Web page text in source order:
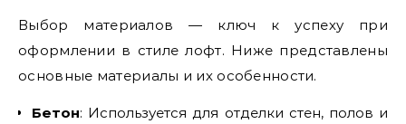
Выбор материалов — ключ к успеху при
оформлении в стиле лофт. Ниже представлены
основные материалы и их особенности.
Бетон: Используется для отделки стен, полов и